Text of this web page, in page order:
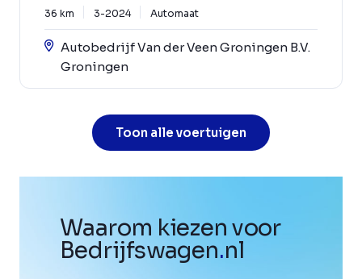
36 km 3-2024 Automaat
Autobedrijf Van der Veen Groningen B.V.
Groningen
Toon alle voertuigen
Waarom kiezen voor
Bedrijfswagen.nl